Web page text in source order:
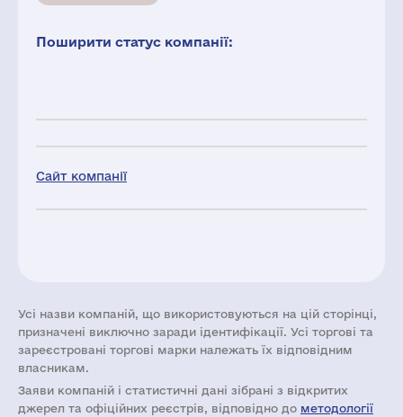
Сайт компанії
Поширити статус компанії:
Усі назви компаній, що використовуються на цій сторінці,
призначені виключно заради ідентифікації. Усі торгові та
зареєстровані торгові марки належать їх відповідним
власникам.
Заяви компаній i статистичні дані зібрані з відкритих
джерел та офіційних реєстрів, відповідно до методології